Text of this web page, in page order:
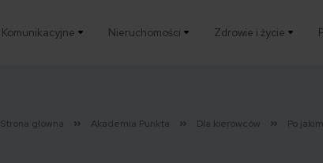
Komunikacyjne Nieruchomości Zdrowie i życie
Strona główna Akademia Punkta Dla kierowców Po